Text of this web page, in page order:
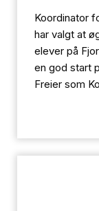
Koordinator
har valgt at
elever på
en god start
Freier som